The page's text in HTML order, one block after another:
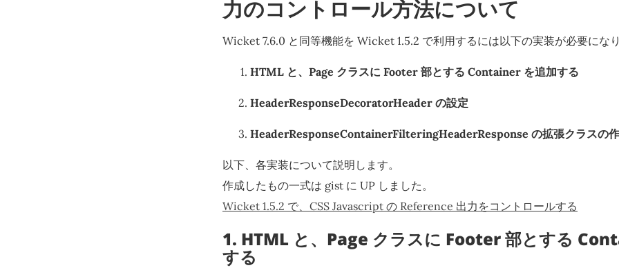
力のコントロール方法について
Wicket 7.6.0 と同等機能を Wicket 1.5.2 で利用するには以下の実装が必要になり
HTML と、Page クラスに Footer 部とする Container を追加する
HeaderResponseDecoratorHeader の設定
HeaderResponseContainerFilteringHeaderResponse の拡張クラスの
以下、各実装について説明します。
作成したもの一式は gist に UP しました。
Wicket 1.5.2 で、CSS Javascript の Reference 出力をコントロールする
1. HTML と、Page クラスに Footer 部とする
する